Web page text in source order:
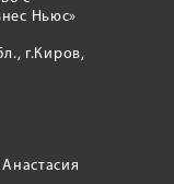
Ньюс»
г.Киров,